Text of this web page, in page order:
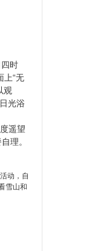
时
上“无
观
光浴
遥望
理。
动，自
雪山和